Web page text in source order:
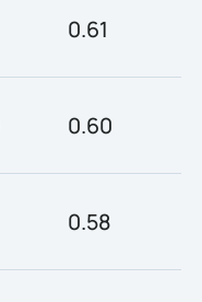
0.61
0.60
0.58